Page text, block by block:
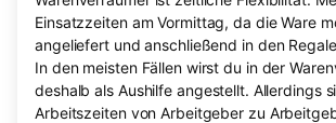
Einsatzzeiten am Vormittag, da die Ware
angeliefert und anschließend in den
In den meisten Fällen wirst du in der
deshalb als Aushilfe angestellt. Allerdings
Arbeitszeiten von Arbeitgeber zu